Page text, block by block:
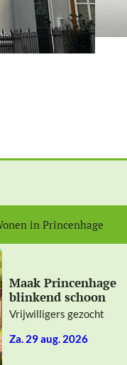
in Princenhage
Maak Princenhage
blinkend schoon
Vrijwilligers gezocht
za. 29 aug. 2026